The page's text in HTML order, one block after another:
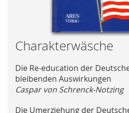
Skip
to
the
beginning
of
the
images
Charakterwäsche
Die Re-education der
bleibenden Auswirkungen
Caspar von Schrenck-Notzing
Die Umerziehung der